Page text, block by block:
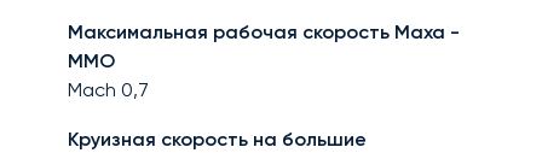
Максимальная рабочая скорость Маха -
MMO
Mach 0,7
Круизная скорость на большие